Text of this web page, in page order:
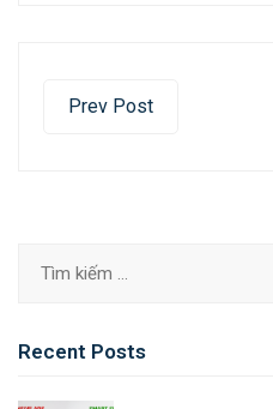
Prev Post
Recent Posts